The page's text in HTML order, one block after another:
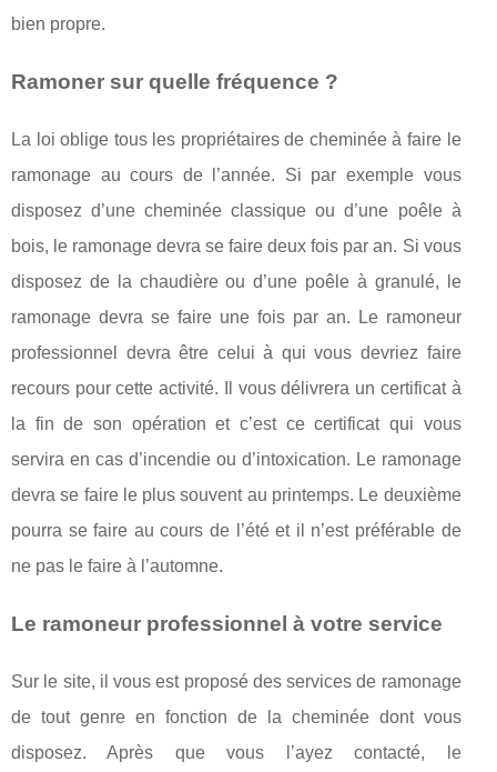
bien propre.
Ramoner sur quelle fréquence ?
La loi oblige tous les propriétaires de cheminée à faire le
ramonage au cours de l’année. Si par exemple vous
disposez d’une cheminée classique ou d’une poêle à
bois, le ramonage devra se faire deux fois par an. Si vous
disposez de la chaudière ou d’une poêle à granulé, le
ramonage devra se faire une fois par an. Le ramoneur
professionnel devra être celui à qui vous devriez faire
recours pour cette activité. Il vous délivrera un certificat à
la fin de son opération et c’est ce certificat qui vous
servira en cas d’incendie ou d’intoxication. Le ramonage
devra se faire le plus souvent au printemps. Le deuxième
pourra se faire au cours de l’été et il n’est préférable de
ne pas le faire à l’automne.
Le ramoneur professionnel à votre service
Sur le site, il vous est proposé des services de ramonage
de tout genre en fonction de la cheminée dont vous
disposez. Après que vous l’ayez contacté, le